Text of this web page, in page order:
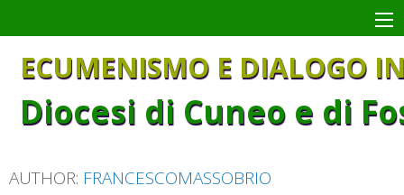
to
contentECUMENISMO E DIALOGO
Diocesi di Cuneo e di
AUTHOR: FRANCESCOMASSOBRIO